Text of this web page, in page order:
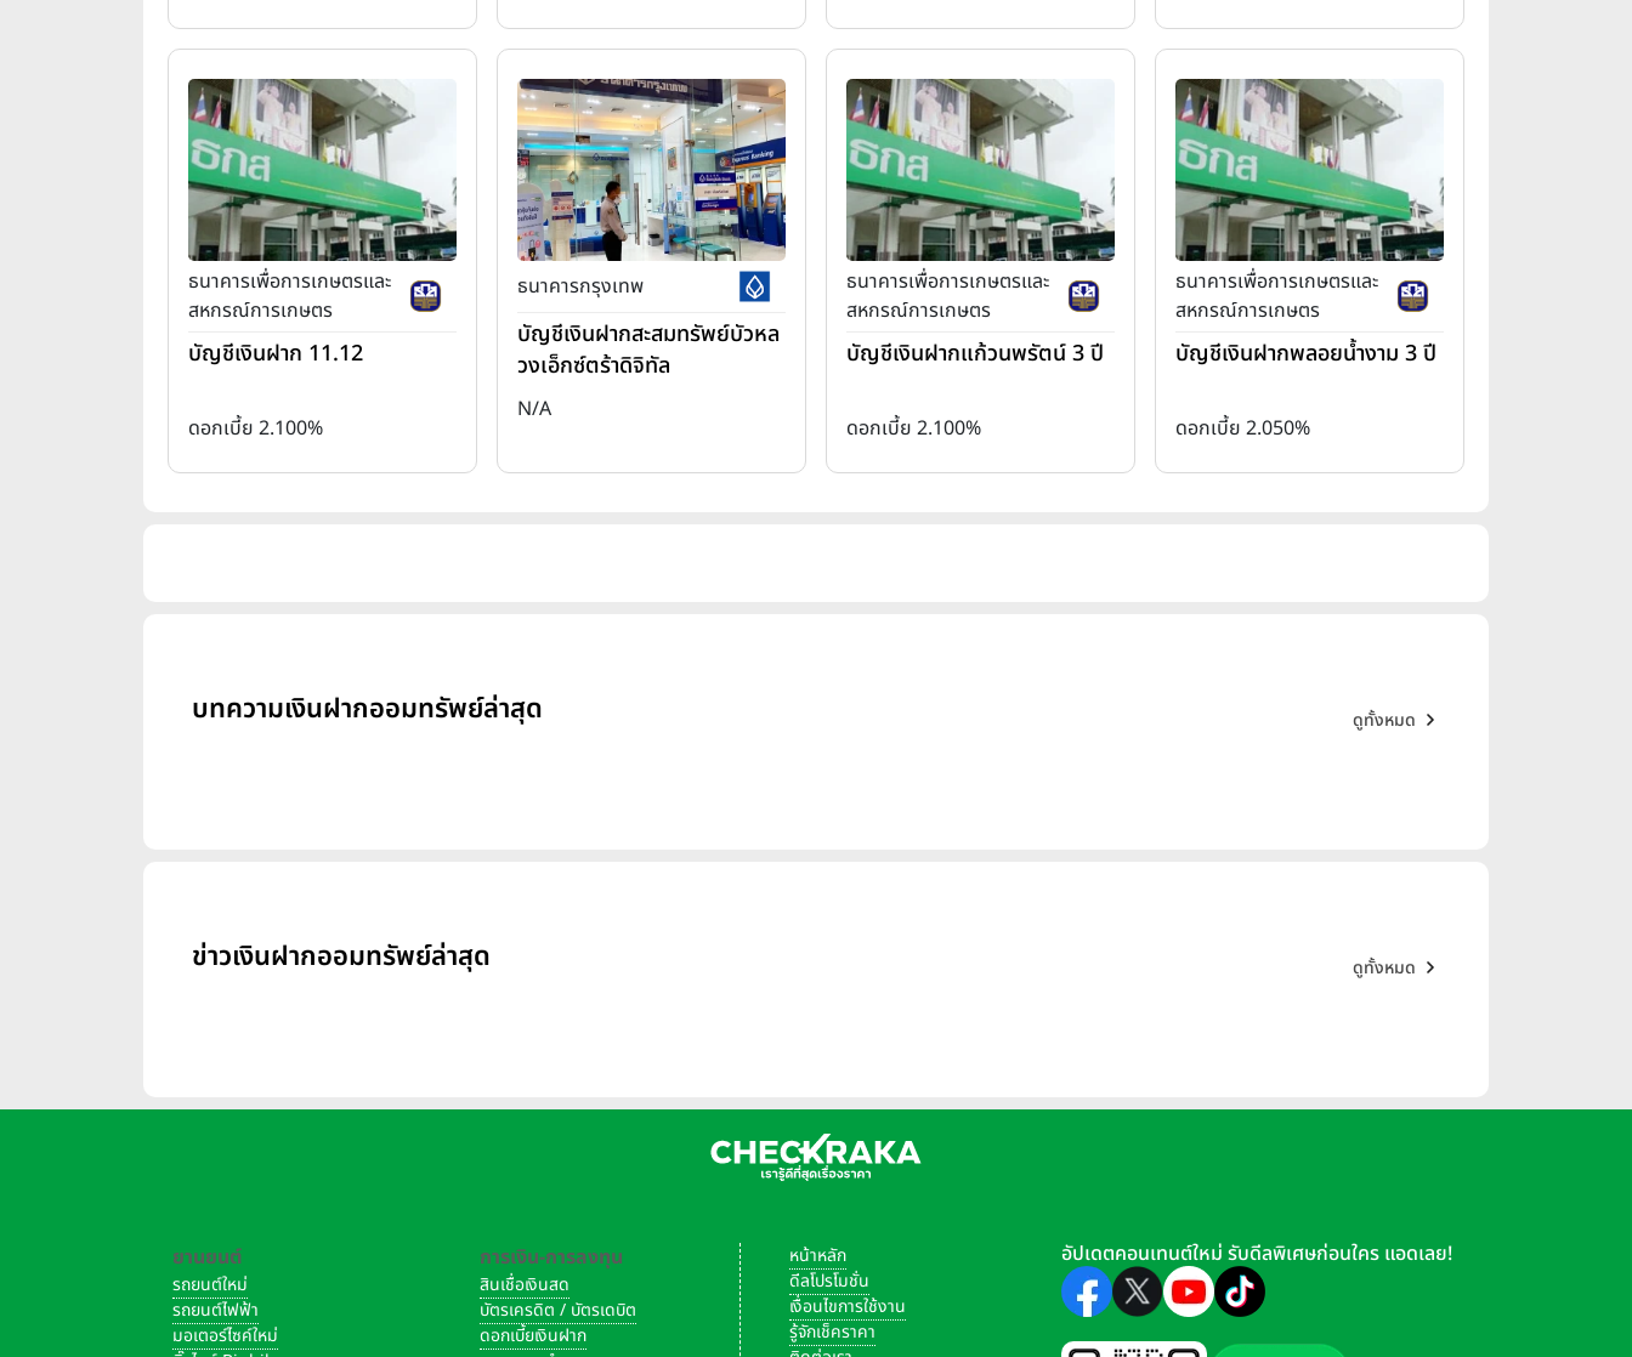
ธนาคารเพื่อการเกษตรและ
สหกรณ์การเกษตร
บัญชีเงินฝาก 11.12
ดอกเบี้ย 2.100%
ธนาคารกรุงเทพ
บัญชีเงินฝากสะสมทรัพย์บัวหล
วงเอ็กซ์ตร้าดิจิทัล
N/A
ธนาคารเพื่อการเกษตรและ
สหกรณ์การเกษตร
บัญชีเงินฝากแก้วนพรัตน์ 3 ปี
ดอกเบี้ย 2.100%
ธนาคารเพื่อการเกษตรและ
สหกรณ์การเกษตร
บัญชีเงินฝากพลอยน้ำงาม 3 ปี
ดอกเบี้ย 2.050%
บทความเงินฝากออมทรัพย์ล่าสุด ดูทั้งหมด
ข่าวเงินฝากออมทรัพย์ล่าสุด ดูทั้งหมด
ยานยนต์
รถยนต์ใหม่
รถยนต์ไฟฟ้า
มอเตอร์ไซค์ใหม่
การเงิน-การลงทุน
สินเชื่อเงินสด
บัตรเครดิต / บัตรเดบิต
ดอกเบี้ยเงินฝาก
หน้าหลัก
ดีลโปรโมชั่น
เงื่อนไขการใช้งาน
รู้จักเช็คราคา
อัปเดตคอนเทนต์ใหม่ รับดีลพิเศษก่อนใคร แอดเลย!